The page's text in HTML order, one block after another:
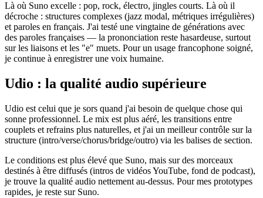
Là où Suno excelle : pop, rock, électro, jingles courts. Là où il
décroche : structures complexes (jazz modal, métriques irrégulières)
et paroles en français. J'ai testé une vingtaine de générations avec
des paroles françaises — la prononciation reste hasardeuse, surtout
sur les liaisons et les "e" muets. Pour un usage francophone soigné,
je continue à enregistrer une voix humaine.
Udio : la qualité audio supérieure
Udio est celui que je sors quand j'ai besoin de quelque chose qui
sonne professionnel. Le mix est plus aéré, les transitions entre
couplets et refrains plus naturelles, et j'ai un meilleur contrôle sur la
structure (intro/verse/chorus/bridge/outro) via les balises de section.
Le conditions est plus élevé que Suno, mais sur des morceaux
destinés à être diffusés (intros de vidéos YouTube, fond de podcast),
je trouve la qualité audio nettement au-dessus. Pour mes prototypes
rapides, je reste sur Suno.